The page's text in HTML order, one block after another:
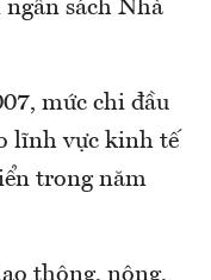
sách Nhà
mức chi đầu
lĩnh vực kinh tế
trong năm